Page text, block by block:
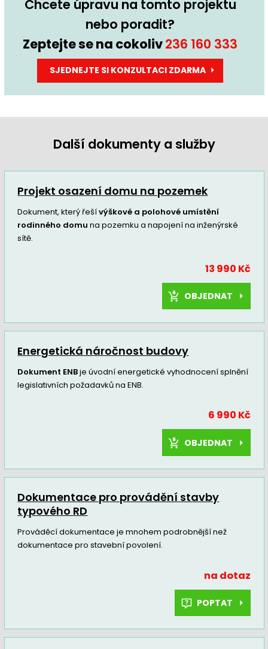
Chcete úpravu na tomto projektu
nebo poradit?
Zeptejte se na cokoliv236 160 333
SJEDNEJTE SI KONZULTACI ZDARMA
Další dokumenty a služby
Projekt osazení domu na pozemek
Dokument, který řešívýškové a polohové umístění
rodinného domu na pozemku a napojení na inženýrské
sítě.
13 990 Kč
OBJEDNAT
Energetická náročnost budovy
Dokument ENBje úvodní energetické vyhodnocení splnění
legislativních požadavků na ENB.
6 990 Kč
OBJEDNAT
Dokumentace pro provádění stavby
typového RD
Prováděcí dokumentace je mnohem podrobnější než
dokumentace pro stavební povolení.
na dotaz
POPTAT